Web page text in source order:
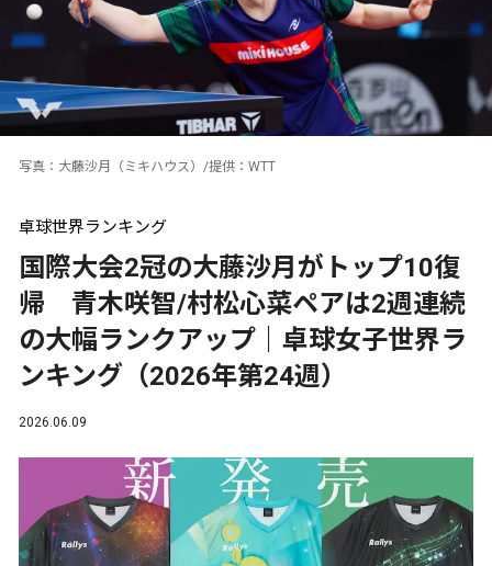
写真：大藤沙月（ミキハウス）/提供：WTT
卓球世界ランキング
国際大会2冠の大藤沙月がトップ10復
帰 青木咲智/村松心菜ペアは2週連続
の大幅ランクアップ｜卓球女子世界ラ
ンキング（2026年第24週）
2026.06.09